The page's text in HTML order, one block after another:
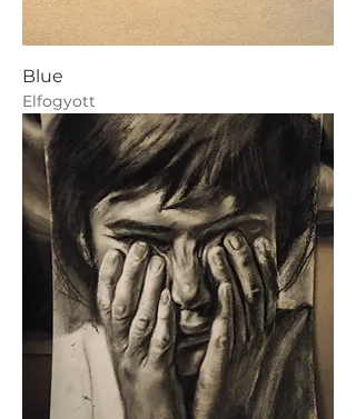
Blue
Elfogyott